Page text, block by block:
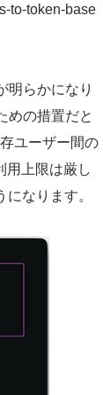
to-token-base
明らかになり
めの措置だと
ユーザー間の
用上限は厳し
なります。